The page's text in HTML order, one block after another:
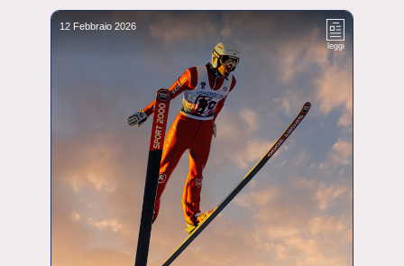
12 Febbraio 2026
leggi